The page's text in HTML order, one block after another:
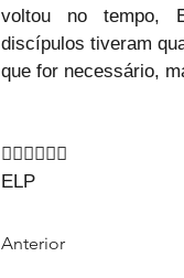
voltou no tempo,
discípulos tiveram
que for necessário,
🙇‍♂🙇‍♂🙇‍♂
ELP
Anterior